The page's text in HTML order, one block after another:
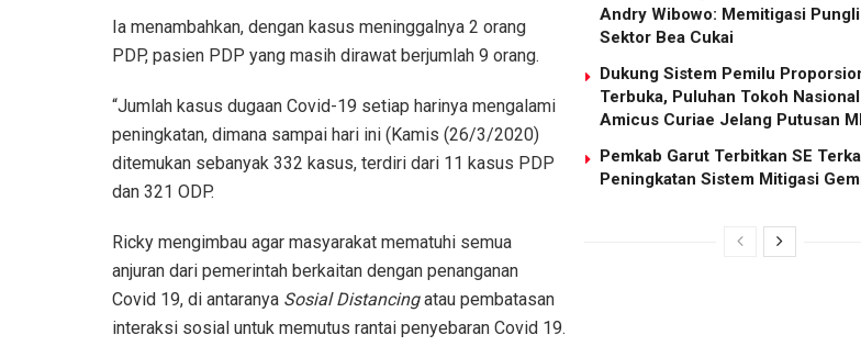
Andry Wibowo: Memitigasi
Sektor Bea Cukai
Dukung Sistem Pemilu
Terbuka, Puluhan Tokoh
Amicus Curiae Jelang Putusan
Pemkab Garut Terbitkan SE
Peningkatan Sistem Mitigasi
Ia menambahkan, dengan kasus meninggalnya 2 orang
PDP, pasien PDP yang masih dirawat berjumlah 9 orang.
“Jumlah kasus dugaan Covid-19 setiap harinya mengalami
peningkatan, dimana sampai hari ini (Kamis (26/3/2020)
ditemukan sebanyak 332 kasus, terdiri dari 11 kasus PDP
dan 321 ODP.
Ricky mengimbau agar masyarakat mematuhi semua
anjuran dari pemerintah berkaitan dengan penanganan
Covid 19, di antaranya Sosial Distancingatau pembatasan
interaksi sosial untuk memutus rantai penyebaran Covid 19.